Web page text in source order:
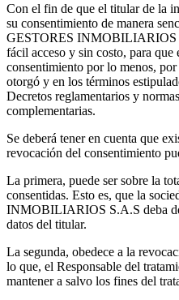
Con el fin de que el titular de la
su consentimiento de manera
GESTORES INMOBILIARIOS
fácil acceso y sin costo, para que
consentimiento por lo menos,
otorgó y en los términos
Decretos reglamentarios y
complementarias.
Se deberá tener en cuenta que
revocación del consentimiento
La primera, puede ser sobre la
consentidas. Esto es, que la
INMOBILIARIOS S.A.S deba
datos del titular.
La segunda, obedece a la
lo que, el Responsable del
mantener a salvo los fines del